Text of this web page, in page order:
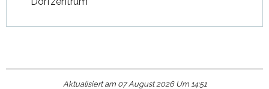
Aktualisiert am 07 August 2026 Um 14:51